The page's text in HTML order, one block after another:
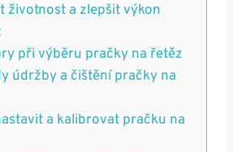
životnost a zlepšit výkon
při výběru⁤ pračky ​na ‌řetěz
údržby ⁢a⁣ čištění pračky na
a ⁢kalibrovat pračku na